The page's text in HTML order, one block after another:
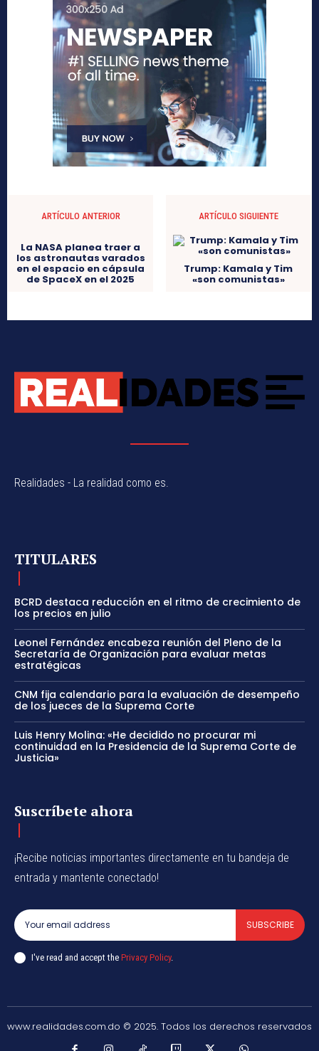
ARTÍCULO ANTERIOR
La NASA planea traer a
los astronautas varados
en el espacio en cápsula
de SpaceX en el 2025
ARTÍCULO SIGUIENTE
Trump: Kamala y Tim
«son comunistas»
Realidades - La realidad como es.
TITULARES
BCRD destaca reducción en el ritmo de crecimiento de
los precios en julio
Leonel Fernández encabeza reunión del Pleno de la
Secretaría de Organización para evaluar metas
estratégicas
CNM fija calendario para la evaluación de desempeño
de los jueces de la Suprema Corte
Luis Henry Molina: «He decidido no procurar mi
continuidad en la Presidencia de la Suprema Corte de
Justicia»
Suscríbete ahora
¡Recibe noticias importantes directamente en tu bandeja de
entrada y mantente conectado!
SUBSCRIBE
I've read and accept the Privacy Policy.
www.realidades.com.do © 2025. Todos los derechos reservados